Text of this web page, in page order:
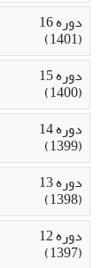
دوره 16
(1401)
دوره 15
(1400)
دوره 14
(1399)
دوره 13
(1398)
دوره 12
(1397)